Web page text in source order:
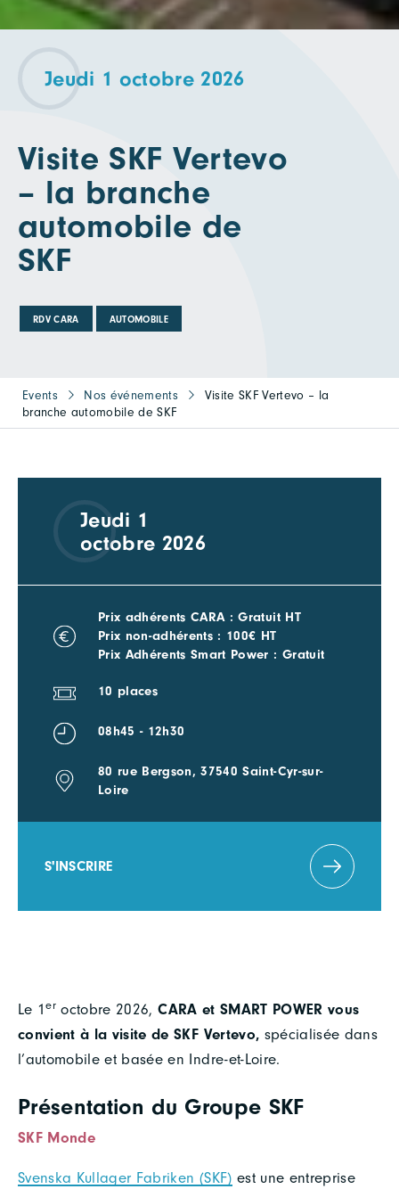
Jeudi 1 octobre 2026
Visite SKF Vertevo
– la branche
automobile de
SKF
RDV CARA AUTOMOBILE
Events Nos événements
Visite SKF Vertevo – la
branche automobile de SKF
Le 1er octobre 2026,CARA et SMART POWER vous
convient à la visite de SKF Vertevo, spécialisée dans
l’automobile et basée en Indre-et-Loire.
Présentation du Groupe SKF
SKF Monde
Svenska Kullager Fabriken (SKF) est une entreprise
Jeudi 1
octobre 2026
Prix adhérents CARA : Gratuit HT
Prix non-adhérents : 100€ HT
Prix Adhérents Smart Power : Gratuit
10 places
08h45 - 12h30
80 rue Bergson, 37540 Saint-Cyr-sur-
Loire
S'INSCRIRE